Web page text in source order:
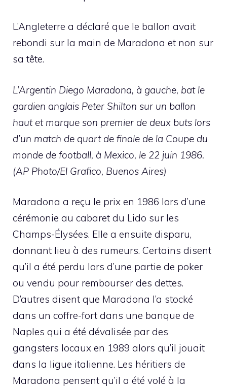
L’Angleterre a déclaré que le ballon avait
rebondi sur la main de Maradona et non sur
sa tête.
L’Argentin Diego Maradona, à gauche, bat le
gardien anglais Peter Shilton sur un ballon
haut et marque son premier de deux buts lors
d’un match de quart de finale de la Coupe du
monde de football, à Mexico, le 22 juin 1986.
(AP Photo/El Grafico, Buenos Aires)
Maradona a reçu le prix en 1986 lors d’une
cérémonie au cabaret du Lido sur les
Champs-Élysées. Elle a ensuite disparu,
donnant lieu à des rumeurs. Certains disent
qu’il a été perdu lors d’une partie de poker
ou vendu pour rembourser des dettes.
D’autres disent que Maradona l’a stocké
dans un coffre-fort dans une banque de
Naples qui a été dévalisée par des
gangsters locaux en 1989 alors qu’il jouait
dans la ligue italienne. Les héritiers de
Maradona pensent qu’il a été volé à la